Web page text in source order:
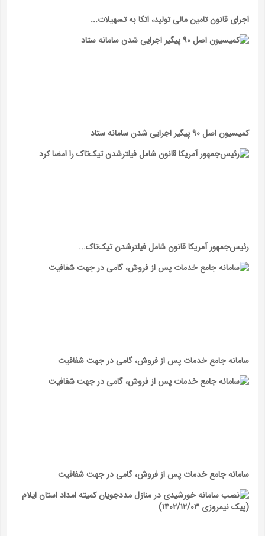
اجرای قانون تامین مالی تولید، اتکا به تسهیلات...
کمیسیون اصل ۹۰ پیگیر اجرایی شدن سامانه ستاد
رئیس‌جمهور آمریکا قانون شامل فیلترشدن تیک‌تاک...
سامانه جامع خدمات پس از فروش، گامی در جهت شفافیت
سامانه جامع خدمات پس از فروش، گامی در جهت شفافیت